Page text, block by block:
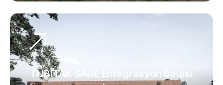
TÜBİTAK SAGE Entegrasyon Binası